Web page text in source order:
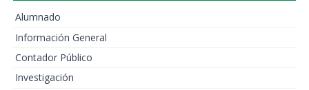
Alumnado
Información General
Contador Público
Investigación